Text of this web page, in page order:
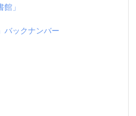
」
バックナンバー